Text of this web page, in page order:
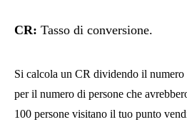
CR: Tasso di conversione.
Si calcola un CR dividendo il numero
per il numero di persone che
100 persone visitano il tuo punto